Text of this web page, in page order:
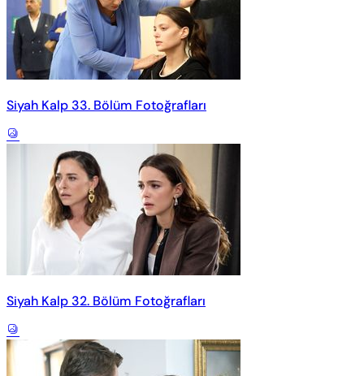
Siyah Kalp 33. Bölüm Fotoğrafları
Siyah Kalp 32. Bölüm Fotoğrafları